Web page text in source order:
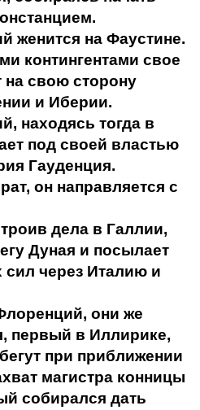
женится на Фаустине.
контингентами свое
на свою сторону
и Иберии.
находясь тогда в
под своей властью
Гауденция.
он направляется с
дела в Галлии,
Дуная и посылает
сил через Италию и
они же
первый в Иллирике,
при приближении
магистра конницы
собирался дать